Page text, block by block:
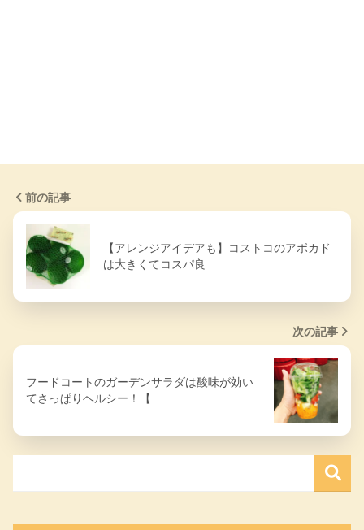
前の記事
【アレンジアイデアも】コストコのアボカド
は大きくてコスパ良
次の記事
フードコートのガーデンサラダは酸味が効い
てさっぱりヘルシー！【…